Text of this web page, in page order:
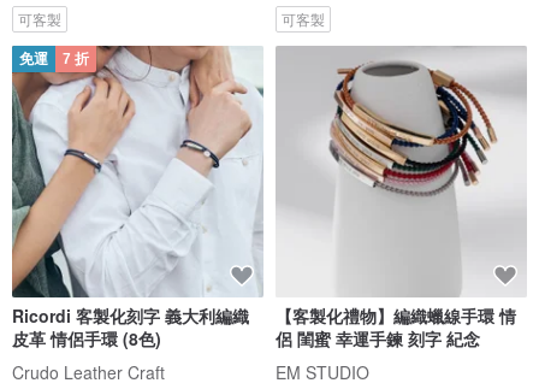
可客製 可客製
免運 7 折
Ricordi 客製化刻字 義大利編織
皮革 情侶手環 (8色)
Crudo Leather Craft
【客製化禮物】編織蠟線手環 情
侶 閨蜜 幸運手鍊 刻字 紀念
EM STUDIO